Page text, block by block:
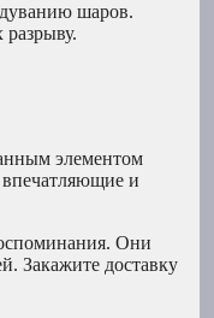
шаров.
элементом
впечатляющие и
Они
Закажите доставку